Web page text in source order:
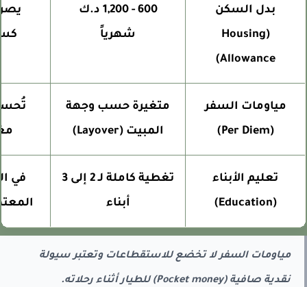
بدل السكن
(Housing
Allowance)
600 - 1,200 د.ك
شهرياً
يصرف
مياومات السفر
متغيرة حسب وجهة
المبيت (Layover)
تُحسب
تعليم الأبناء
تغطية كاملة لـ 2 إلى 3
أبناء
في
مياومات السفر لا تخضع للاستقطاعات وتعتبر سيولة
نقدية صافية (Pocket money) للطيار أثناء رحلاته.